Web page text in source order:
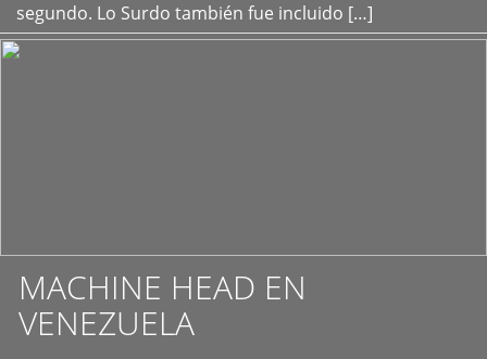
segundo. Lo Surdo también fue incluido […]
MACHINE HEAD EN
VENEZUELA